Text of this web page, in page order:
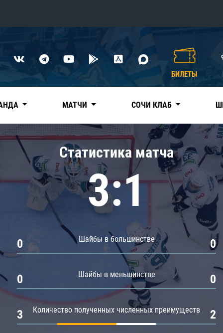
Нефтехимик
Дивизион Чернышева
Авангард
Адмирал
КХЛ
БИЛЕТЫ
МАТЧИ СОЧИ КЛАБ
Статистика матча
3:1
Шайбы в большинстве
0 0
Шайбы в меньшинстве
0 0
Количество полученных численных преимуществ
3 2